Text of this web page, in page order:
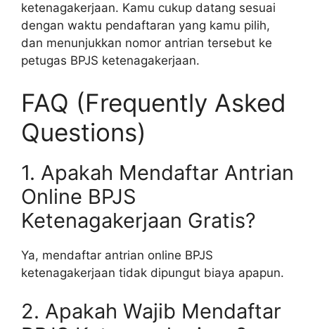
ketenagakerjaan. Kamu cukup datang sesuai
dengan waktu pendaftaran yang kamu pilih,
dan menunjukkan nomor antrian tersebut ke
petugas BPJS ketenagakerjaan.
FAQ (Frequently Asked
Questions)
1. Apakah Mendaftar Antrian
Online BPJS
Ketenagakerjaan Gratis?
Ya, mendaftar antrian online BPJS
ketenagakerjaan tidak dipungut biaya apapun.
2. Apakah Wajib Mendaftar